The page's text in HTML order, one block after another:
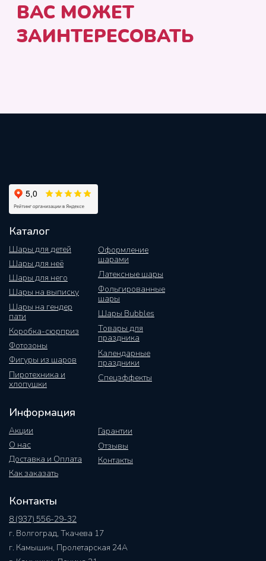
Каталог
Шары для детей
Шары для неё
Шары на выписку
Шары на гендер
пати
Коробка-сюрприз
Фотозоны
Оформление
шарами
Фигуры из шаров
Латексные шары
Фольгированные
шары
Шары Bubbles
Шары для него
Товары для
праздника
Календарные
праздники
Пиротехника и
хлопушки
Спецэффекты
Информация
Акции
О нас
Как заказать
Гарантии
Отзывы
Контакты
Доставка и Оплата
Контакты
8 (937) 556-29-32
г. Волгоград, Ткачева 17
г. Камышин, Пролетарская 24А